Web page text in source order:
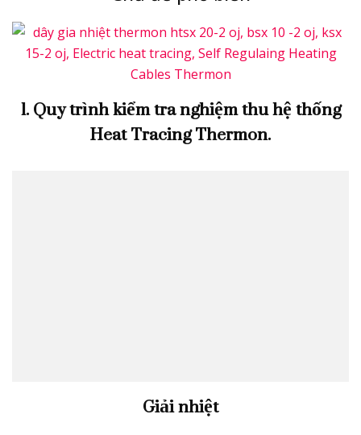
1. Quy trình kiểm tra nghiệm thu hệ thống
Heat Tracing Thermon.
Giải nhiệt